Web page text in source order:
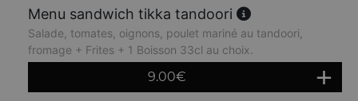
Menu sandwich tikka tandoori
Salade, tomates, oignons, poulet mariné au tandoori,
fromage + Frites + 1 Boisson 33cl au choix.
9.00€